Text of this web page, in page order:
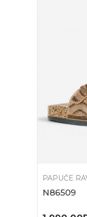
PAPUČE
N86509